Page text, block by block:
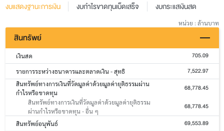
งบแสดงฐานะการเงิน งบกำไรขาดทุนเบ็ดเสร็จ งบกระแสเงินสด
หน่วย : ล้านบาท
สินทรัพย์
เงินสด 705.09
รายการระหว่างธนาคารและตลาดเงิน - สุทธิ 7,522.97
สินทรัพย์ทางการเงินที่วัดมูลค่าด้วยมูลค่ายุติธรรมผ่าน
กำไรหรือขาดทุน
68,778.45
สินทรัพย์ทางการเงินที่วัดมูลค่าด้วยมูลค่ายุติธรรม
ผ่านกำไรหรือขาดทุน - อื่น ๆ
68,778.45
สินทรัพย์อนุพันธ์ 69,553.89